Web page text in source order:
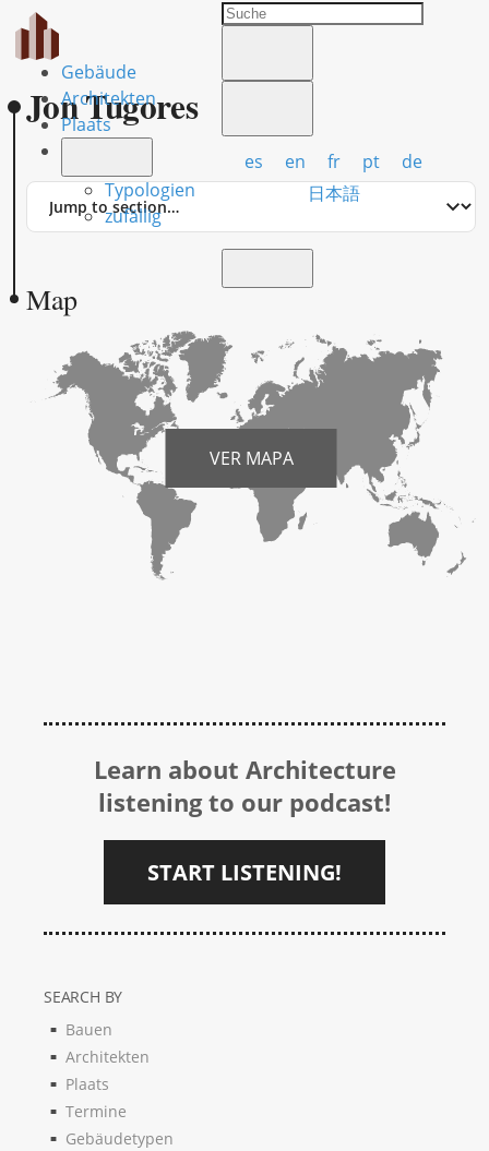
Gebäude
Architekten
Plaats
Typologien
zufällig
es en fr pt
de
日本語
Jon Tugores
Jump
Map
VER MAPA
Learn about Architecture
listening to our podcast!
START LISTENING!
SEARCH BY
Bauen
Architekten
Plaats
Termine
Gebäudetypen